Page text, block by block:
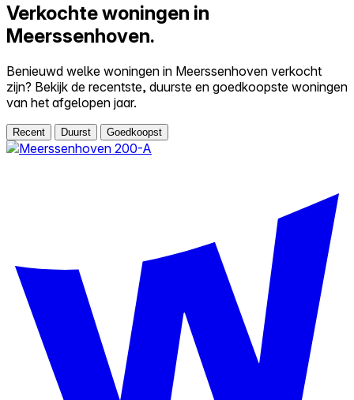
Verkochte woningen in
Meerssenhoven.
Benieuwd welke woningen in Meerssenhoven verkocht
zijn? Bekijk de recentste, duurste en goedkoopste woningen
van het afgelopen jaar.
Recent Duurst Goedkoopst